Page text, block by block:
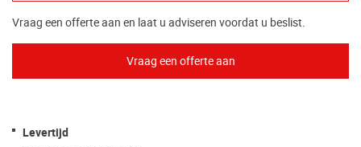
Vraag een offerte aan en laat u adviseren voordat u beslist.
Levertijd